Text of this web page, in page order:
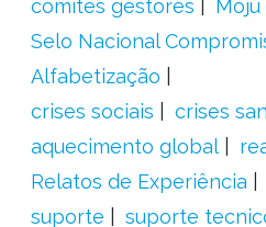
comitês gestores
Moju
Selo Nacional
Alfabetização
crises sociais
crises
aquecimento global
Relatos de Experiência
suporte
suporte